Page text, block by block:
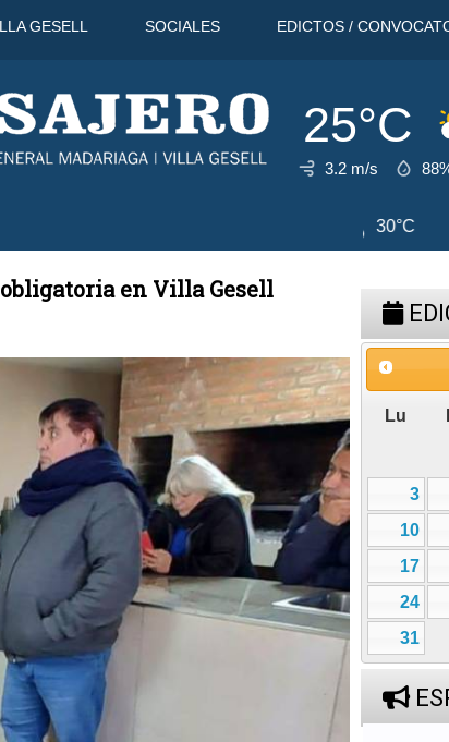
GESELL SOCIALES EDICTOS /
25°C
3.2 m/s
13 Ago
en Villa Gesell
Lu
3
10
17
24
31